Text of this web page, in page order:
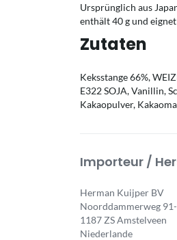
Ursprünglich aus
enthält 40 g und
Zutaten
Keksstange 66%,
E322 SOJA, Vanillin,
Kakaopulver,
Importeur /
Herman Kuijper BV
Noorddammerweg
1187 ZS Amstelveen
Niederlande